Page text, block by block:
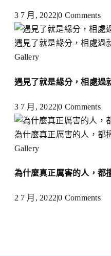
3 7 月, 2022|0 Comments
遇見了就是緣分，相處過
Gallery
遇見了就是緣分，相處過
3 7 月, 2022|0 Comments
為什麼真正厲害的人，都
Gallery
為什麼真正厲害的人，都
2 7 月, 2022|0 Comments